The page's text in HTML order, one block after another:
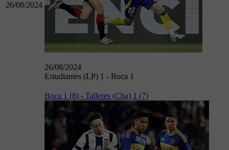
26/08/2024
26/08/2024
Estudiantes (LP) 1 - Boca 1
Boca 1 (8) - Talleres (Cba) 1 (7)